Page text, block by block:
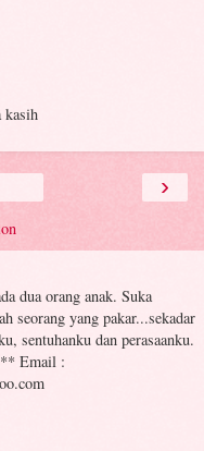
kasih
›
dua orang anak. Suka
seorang yang pakar...sekadar
sentuhanku dan perasaanku.
Email :